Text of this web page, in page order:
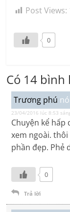
Post Views:
0
Có 14 bình
Trương phú
23/04/2016 lúc 8:53
Chuyện kể hấp
xem ngoài.
phần đẹp. Phẻ
0
Trả lời